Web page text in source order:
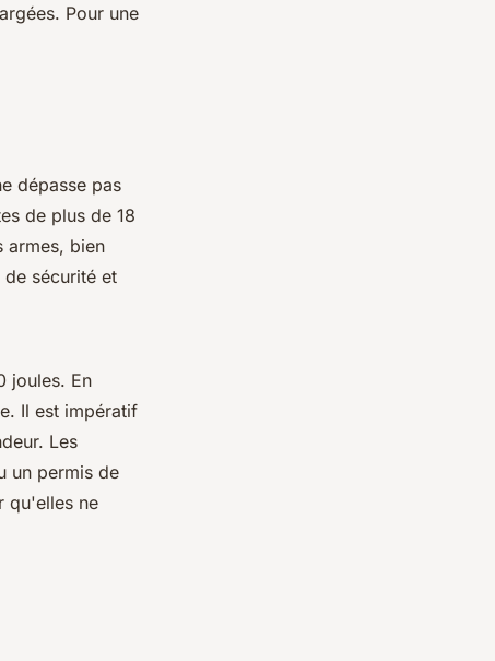
Pour une
dépasse pas
de plus de 18
armes, bien
sécurité et
joules. En
Il est impératif
Les
un permis de
qu'elles ne